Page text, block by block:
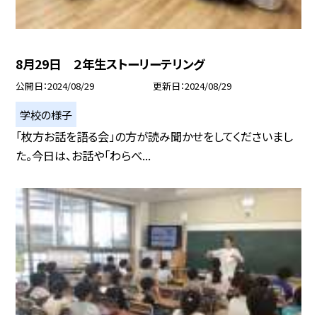
8月29日 ２年生ストーリーテリング
公開日 2024/08/29 更新日 2024/08/29
学校の様子
「枚方お話を語る会」の方が読み聞かせをしてくださいまし
た。今日は、お話や「わらべ...